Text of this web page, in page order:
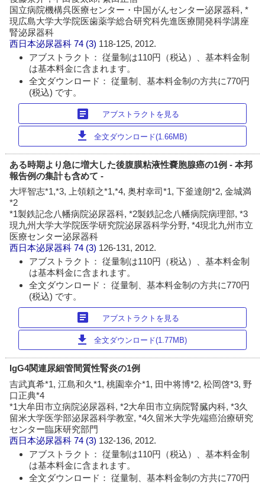
国立病院機構呉医療センター・中国がんセンター泌尿器科, *
現広島大学大学院医歯薬学総合研究科先進医療開発科学講座
腎泌尿器科
西日本泌尿器科 74 (3) 118-125, 2012.
アブストラクト： 従量制は110円（税込）、基本料金制
は基本料金に含まれます。
全文ダウンロード： 従量制、基本料金制の方共に770円
(税込) です。
article アブストラクトを見る
download 全文ダウンロード(1.66MB)
ある時期より急に増大した後腹膜粘液性嚢胞腺癌の1例 - 本邦
報告例の集計も含めて -
大坪智志*1,*3, 上領頼之*1,*4, 奥村幸司*1, 下釜達朗*2, 金城満
*2
*1製鉄記念八幡病院泌尿器科, *2製鉄記念八幡病院病理部, *3
現九州大学大学院医学研究院泌尿器科学分野, *4現北九州市立
医療センター泌尿器科
西日本泌尿器科 74 (3) 126-131, 2012.
アブストラクト： 従量制は110円（税込）、基本料金制
は基本料金に含まれます。
全文ダウンロード： 従量制、基本料金制の方共に770円
(税込) です。
article アブストラクトを見る
download 全文ダウンロード(1.77MB)
IgG4関連尿細管間質性腎炎の1例
吉武真希*1, 江島和久*1, 桃園幸介*1, 田中将博*2, 松岡啓*3, 野
口正典*4
*1大牟田市立病院泌尿器科, *2大牟田市立病院腎臓内科, *3久
留米大学医学部泌尿器科学教室, *4久留米大学先端癌治療研究
センター臨床研究部門
西日本泌尿器科 74 (3) 132-136, 2012.
アブストラクト： 従量制は110円（税込）、基本料金制
は基本料金に含まれます。
全文ダウンロード： 従量制、基本料金制の方共に770円